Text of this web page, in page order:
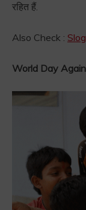
रहित हैं.
Also Check :
World Day